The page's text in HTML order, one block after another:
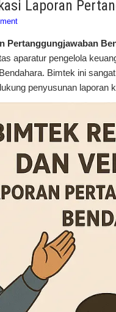
Laporan
Pertanggungjawaban
aparatur pengelola
Bimtek ini
penyusunan laporan